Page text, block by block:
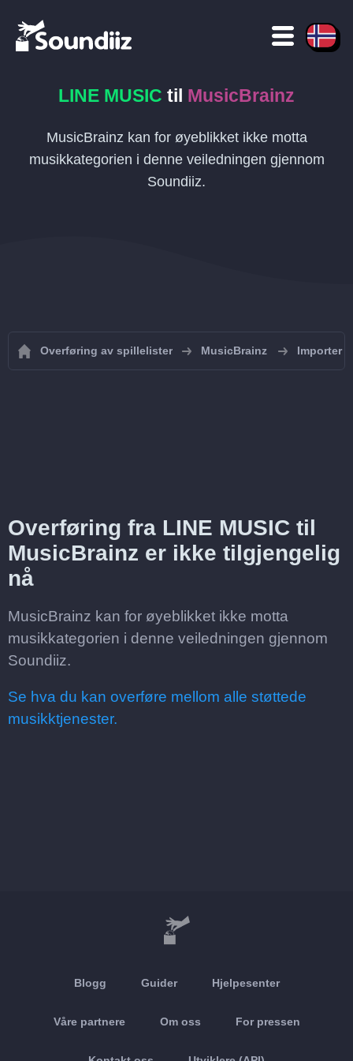
LINE MUSIC til MusicBrainz
MusicBrainz kan for øyeblikket ikke motta
musikkategorien i denne veiledningen gjennom
Soundiiz.
Overføring av spillelister MusicBrainz Importer
Overføring fra LINE MUSIC til
MusicBrainz er ikke tilgjengelig
nå
MusicBrainz kan for øyeblikket ikke motta
musikkategorien i denne veiledningen gjennom
Soundiiz.
Se hva du kan overføre mellom alle støttede
musikktjenester.
Blogg Guider Hjelpesenter
Våre partnere Om oss For pressen